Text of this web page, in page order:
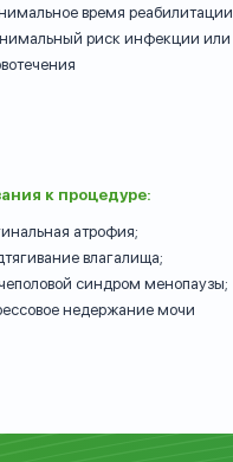
к процедуре:
атрофия;
влагалища;
синдром менопаузы;
недержание мочи
время реабилитации
риск инфекции или